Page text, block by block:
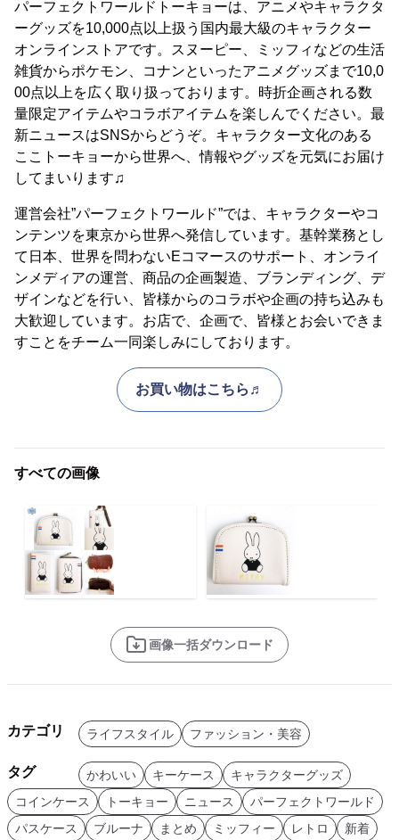
パーフェクトワールドトーキョーは、アニメやキャラクタ
ーグッズを10,000点以上扱う国内最大級のキャラクター
オンラインストアです。スヌーピー、ミッフィなどの生活
雑貨からポケモン、コナンといったアニメグッズまで10,0
00点以上を広く取り扱っております。時折企画される数
量限定アイテムやコラボアイテムを楽しんでください。最
新ニュースはSNSからどうぞ。キャラクター文化のある
ここトーキョーから世界へ、情報やグッズを元気にお届け
してまいります♫
運営会社”パーフェクトワールド”では、キャラクターやコ
ンテンツを東京から世界へ発信しています。基幹業務とし
て日本、世界を問わないEコマースのサポート、オンライ
ンメディアの運営、商品の企画製造、ブランディング、デ
ザインなどを行い、皆様からのコラボや企画の持ち込みも
大歓迎しています。お店で、企画で、皆様とお会いできま
すことをチーム一同楽しみにしております。
お買い物はこちら♬
すべての画像
画像一括ダウンロード
カテゴリ ライフスタイル ファッション・美容
タグ かわいい キーケース
キャラクターグッズ
コインケース
トーキョー ニュース
パーフェクトワールド
パスケース
ブルーナ まとめ ミッフィー レトロ
新着